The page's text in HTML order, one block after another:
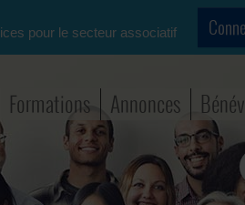
pour le secteur associatif
Formations Annonces